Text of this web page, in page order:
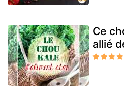
Ce
allié